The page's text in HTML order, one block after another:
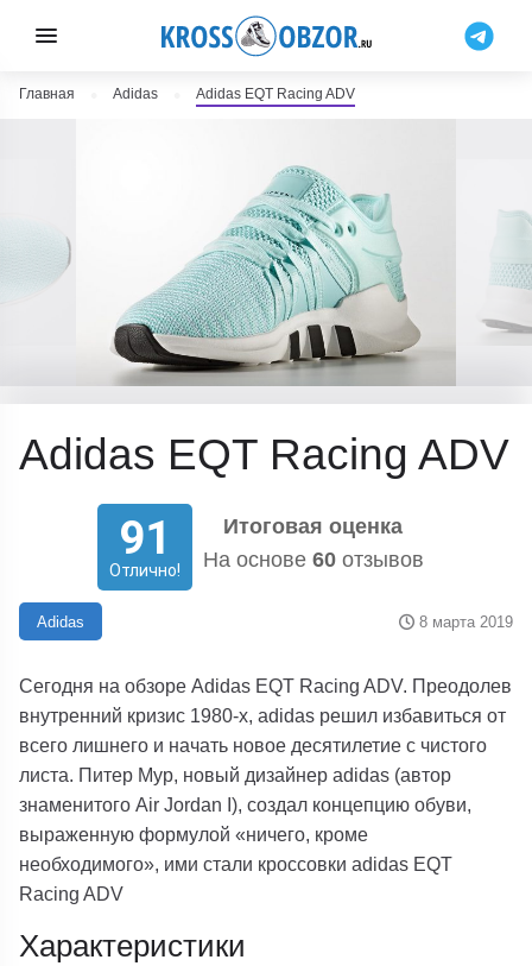
Главная Adidas Adidas EQT Racing ADV
Adidas EQT Racing ADV
91
Отлично!
Итоговая оценка
На основе 60отзывов
Adidas 8 марта 2019
Сегодня на обзоре Adidas EQT Racing ADV. Преодолев
внутренний кризис 1980-х, adidas решил избавиться от
всего лишнего и начать новое десятилетие с чистого
листа. Питер Мур, новый дизайнер adidas (автор
знаменитого Air Jordan I), создал концепцию обуви,
выраженную формулой «ничего, кроме
необходимого», ими стали кроссовки adidas EQT
Racing ADV
Характеристики